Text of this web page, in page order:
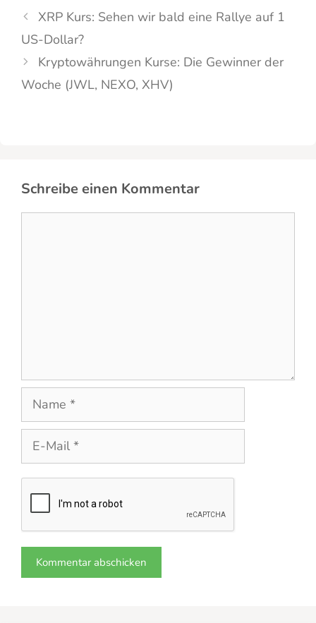
XRP Kurs: Sehen wir bald eine Rallye auf 1
US-Dollar?
Kryptowährungen Kurse: Die Gewinner der
Woche (JWL, NEXO, XHV)
Schreibe einen Kommentar
Name
E-
Mail
Website